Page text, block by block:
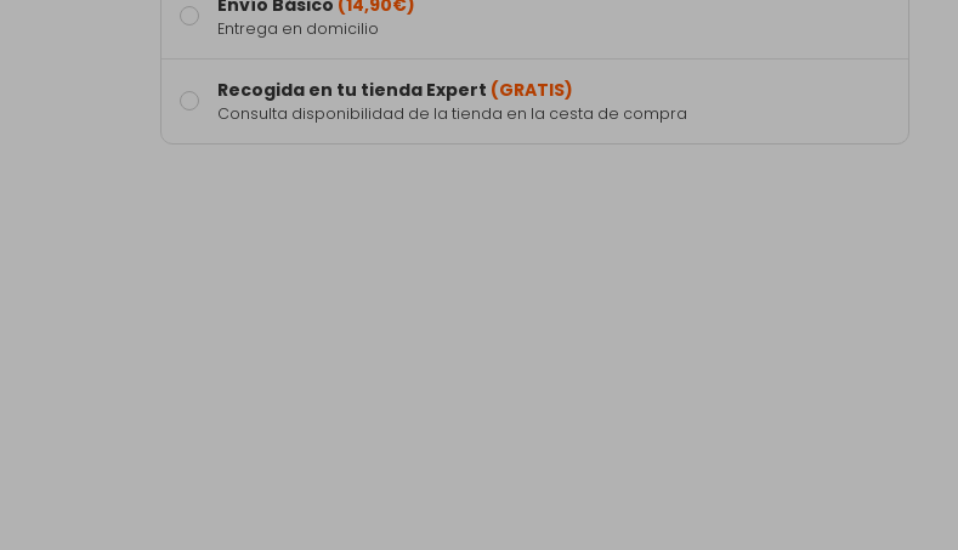
Envío Básico (14,90€)
Entrega en domicilio
Recogida en tu tienda Expert (GRATIS)
Consulta disponibilidad de la tienda en la cesta de compra